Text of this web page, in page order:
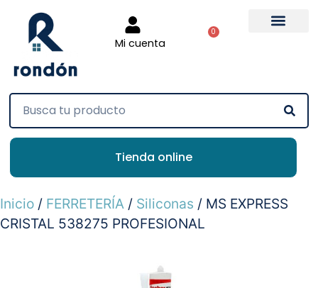
Mi cuenta
0
Tienda online
Inicio / FERRETERÍA / Siliconas / MS EXPRESS
CRISTAL 538275 PROFESIONAL